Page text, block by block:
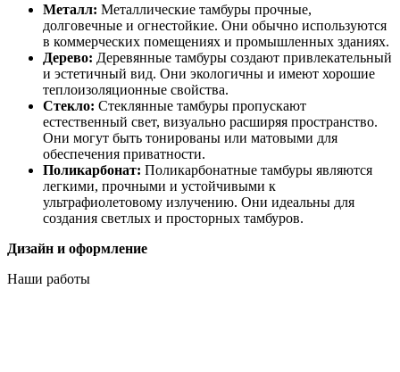
Металл: Металлические тамбуры прочные,
долговечные и огнестойкие. Они обычно используются
в коммерческих помещениях и промышленных зданиях.
Дерево: Деревянные тамбуры создают привлекательный
и эстетичный вид. Они экологичны и имеют хорошие
теплоизоляционные свойства.
Стекло: Стеклянные тамбуры пропускают
естественный свет, визуально расширяя пространство.
Они могут быть тонированы или матовыми для
обеспечения приватности.
Поликарбонат: Поликарбонатные тамбуры являются
легкими, прочными и устойчивыми к
ультрафиолетовому излучению. Они идеальны для
создания светлых и просторных тамбуров.
Дизайн и оформление
Наши работы